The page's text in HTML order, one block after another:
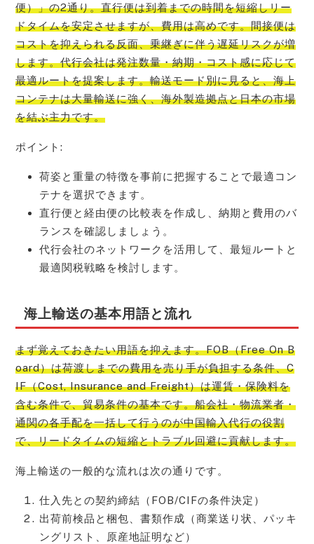
便）」の2通り。直行便は到着までの時間を短縮しリー
ドタイムを安定させますが、費用は高めです。間接便は
コストを抑えられる反面、乗継ぎに伴う遅延リスクが増
します。代行会社は発注数量・納期・コスト感に応じて
最適ルートを提案します。輸送モード別に見ると、海上
コンテナは大量輸送に強く、海外製造拠点と日本の市場
を結ぶ主力です。
ポイント:
荷姿と重量の特徴を事前に把握することで最適コン
テナを選択できます。
直行便と経由便の比較表を作成し、納期と費用のバ
ランスを確認しましょう。
代行会社のネットワークを活用して、最短ルートと
最適関税戦略を検討します。
海上輸送の基本用語と流れ
まず覚えておきたい用語を抑えます。FOB（Free On B
oard）は荷渡しまでの費用を売り手が負担する条件、C
IF（Cost, Insurance and Freight）は運賃・保険料を
含む条件で、貿易条件の基本です。船会社・物流業者・
通関の各手配を一括して行うのが中国輸入代行の役割
で、リードタイムの短縮とトラブル回避に貢献します。
海上輸送の一般的な流れは次の通りです。
仕入先との契約締結（FOB/CIFの条件決定）
出荷前検品と梱包、書類作成（商業送り状、パッキ
ングリスト、原産地証明など）